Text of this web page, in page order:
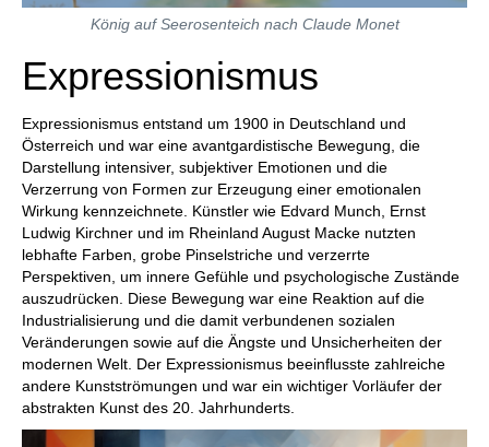
König auf Seerosenteich nach Claude Monet
Expressionismus
Expressionismus entstand um 1900 in Deutschland und
Österreich und war eine avantgardistische Bewegung, die
Darstellung intensiver, subjektiver Emotionen und die
Verzerrung von Formen zur Erzeugung einer emotionalen
Wirkung kennzeichnete. Künstler wie Edvard Munch, Ernst
Ludwig Kirchner und im Rheinland August Macke nutzten
lebhafte Farben, grobe Pinselstriche und verzerrte
Perspektiven, um innere Gefühle und psychologische Zustände
auszudrücken. Diese Bewegung war eine Reaktion auf die
Industrialisierung und die damit verbundenen sozialen
Veränderungen sowie auf die Ängste und Unsicherheiten der
modernen Welt. Der Expressionismus beeinflusste zahlreiche
andere Kunstströmungen und war ein wichtiger Vorläufer der
abstrakten Kunst des 20. Jahrhunderts.